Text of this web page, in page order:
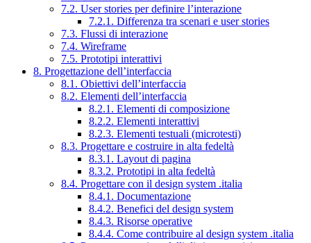
7.2. User stories per definire l’interazione
7.2.1. Differenza tra scenari e user stories
7.3. Flussi di interazione
7.4. Wireframe
7.5. Prototipi interattivi
8. Progettazione dell’interfaccia
8.1. Obiettivi dell’interfaccia
8.2. Elementi dell’interfaccia
8.2.1. Elementi di composizione
8.2.2. Elementi interattivi
8.2.3. Elementi testuali (microtesti)
8.3. Progettare e costruire in alta fedeltà
8.3.1. Layout di pagina
8.3.2. Prototipi in alta fedeltà
8.4. Progettare con il design system .italia
8.4.1. Documentazione
8.4.2. Benefici del design system
8.4.3. Risorse operative
8.4.4. Come contribuire al design system .italia